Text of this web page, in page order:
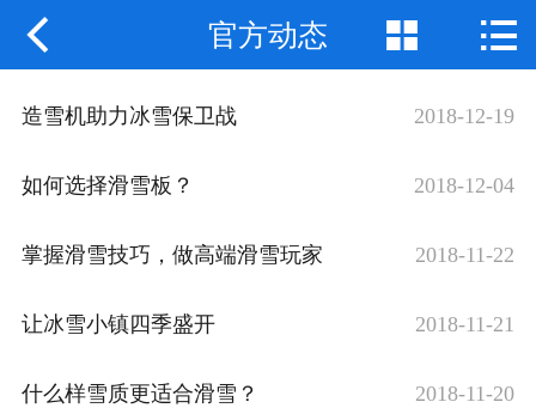
网站首页
联系我们
 官方动态  
造雪机助力冰雪保卫战 2018-12-19
如何选择滑雪板？ 2018-12-04
掌握滑雪技巧，做高端滑雪玩家 2018-11-22
让冰雪小镇四季盛开 2018-11-21
什么样雪质更适合滑雪？ 2018-11-20